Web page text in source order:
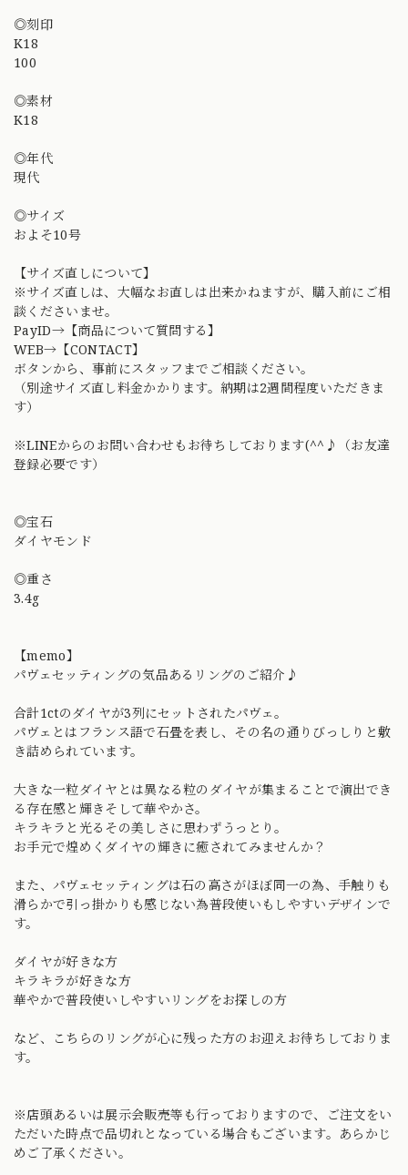
◎刻印
K18
100
◎素材
K18
◎年代
現代
◎サイズ
およそ10号
【サイズ直しについて】
※サイズ直しは、大幅なお直しは出来かねますが、購入前にご相
談くださいませ。
PayID→【商品について質問する】
WEB→【CONTACT】
ボタンから、事前にスタッフまでご相談ください。
（別途サイズ直し料金かかります。納期は2週間程度いただきま
す）
※LINEからのお問い合わせもお待ちしております(^^♪（お友達
登録必要です）
◎宝石
ダイヤモンド
◎重さ
3.4g
【memo】
パヴェセッティングの気品あるリングのご紹介♪
合計1ctのダイヤが3列にセットされたパヴェ。
パヴェとはフランス語で石畳を表し、その名の通りびっしりと敷
き詰められています。
大きな一粒ダイヤとは異なる粒のダイヤが集まることで演出でき
る存在感と輝きそして華やかさ。
キラキラと光るその美しさに思わずうっとり。
お手元で煌めくダイヤの輝きに癒されてみませんか？
また、パヴェセッティングは石の高さがほぼ同一の為、手触りも
滑らかで引っ掛かりも感じない為普段使いもしやすいデザインで
す。
ダイヤが好きな方
キラキラが好きな方
華やかで普段使いしやすいリングをお探しの方
など、こちらのリングが心に残った方のお迎えお待ちしておりま
す。
※店頭あるいは展示会販売等も行っておりますので、ご注文をい
ただいた時点で品切れとなっている場合もございます。あらかじ
めご了承ください。